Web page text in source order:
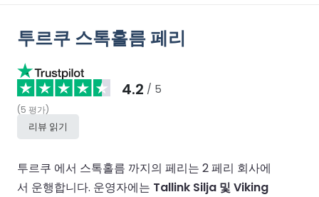
투르쿠 스톡홀름 페리
4.2 / 5
(5 평가)
리뷰 읽기
투르쿠 에서 스톡홀름 까지의 페리는 2 페리 회사에
서 운행합니다. 운영자에는 Tallink Silja 및 Viking